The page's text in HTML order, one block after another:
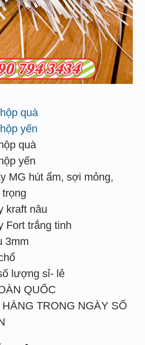
quà
yến
quà
yến
MG hút ẩm, sợi mỏng,
kraft nâu
Fort trắng tinh
3mm
lượng sỉ- lẻ
QUỐC
TRONG NGÀY SỐ